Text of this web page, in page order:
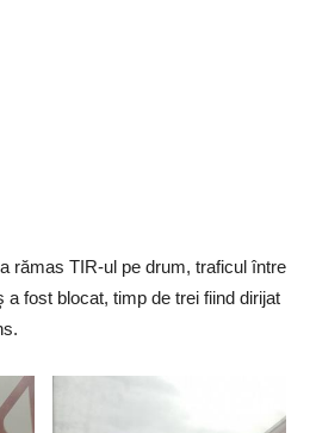
rămas TIR-ul pe drum, traficul între
a fost blocat, timp de trei fiind dirijat